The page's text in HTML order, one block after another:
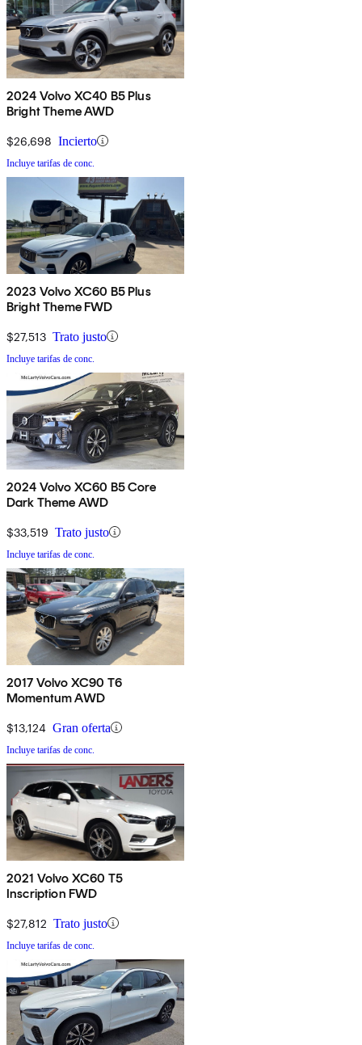
2024 Volvo XC40 B5 Plus
Bright Theme AWD
$26,698 Incierto
Incluye tarifas de conc.
2023 Volvo XC60 B5 Plus
Bright Theme FWD
$27,513 Trato justo
Incluye tarifas de conc.
2024 Volvo XC60 B5 Core
Dark Theme AWD
$33,519 Trato justo
Incluye tarifas de conc.
2017 Volvo XC90 T6
Momentum AWD
$13,124 Gran oferta
Incluye tarifas de conc.
2021 Volvo XC60 T5
Inscription FWD
$27,812 Trato justo
Incluye tarifas de conc.